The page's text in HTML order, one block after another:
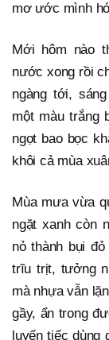
mơ ước mình
Mới hôm nào
nước xong rồi
ngàng tới,
một màu trắng
ngọt bao bọc
khôi cả mùa
Mùa mưa vừa
ngặt xanh còn
nỏ thành bụi
trĩu trịt, tưởng
mà nhựa vẫn
gầy, ẩn trong
luyến tiếc